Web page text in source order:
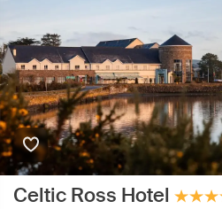
Celtic Ross Hotel